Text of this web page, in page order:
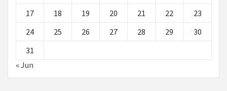
17
18 19 20 21 22
23
24
25 26 27 28 29
30
31
« Jun